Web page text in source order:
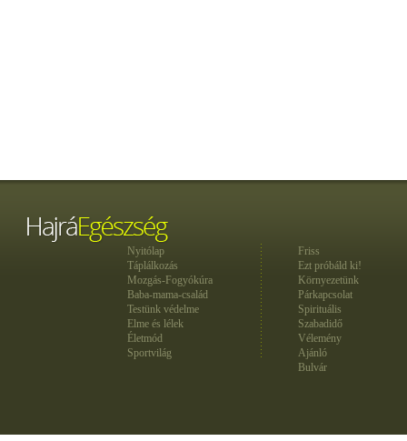
Nyitólap
Táplálkozás
Mozgás-Fogyókúra
Baba-mama-család
Testünk védelme
Elme és lélek
Életmód
Sportvilág
Friss
Ezt próbáld ki!
Környezetünk
Párkapcsolat
Spirituális
Szabadidő
Vélemény
Ajánló
Bulvár